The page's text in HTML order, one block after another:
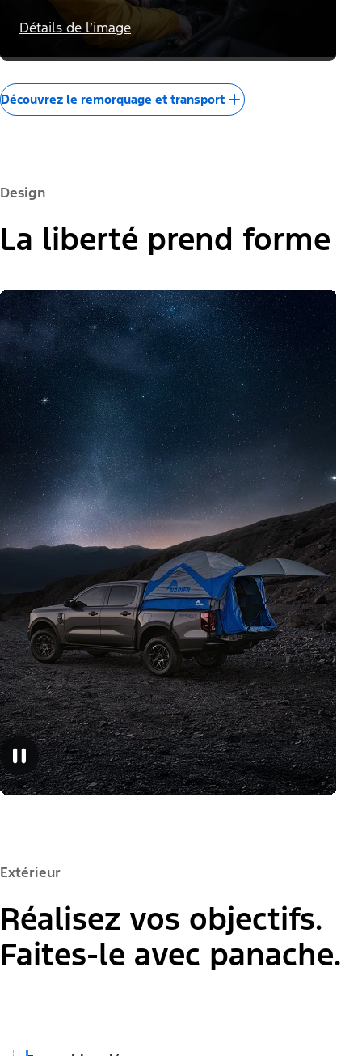
Confiance pour conquérir
Détails de l’image
Découvrez le remorquage et transport
Design
La liberté prend forme
Extérieur
Réalisez vos objectifs.
Faites-le avec panache.